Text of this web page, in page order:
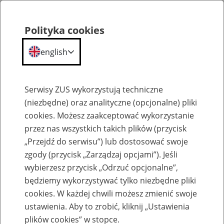
Szkolenia
Zaproś ZUS do siebie: Aktywni 50+
Polityka cookies
english
Serwisy ZUS wykorzystują techniczne
(niezbędne) oraz analityczne (opcjonalne) pliki
cookies. Możesz zaakceptować wykorzystanie
przez nas wszystkich takich plików (przycisk
„Przejdź do serwisu”) lub dostosować swoje
zgody (przycisk „Zarządzaj opcjami”). Jeśli
wybierzesz przycisk „Odrzuć opcjonalne”,
będziemy wykorzystywać tylko niezbędne pliki
cookies. W każdej chwili możesz zmienić swoje
ustawienia. Aby to zrobić, kliknij „Ustawienia
plików cookies” w stopce.